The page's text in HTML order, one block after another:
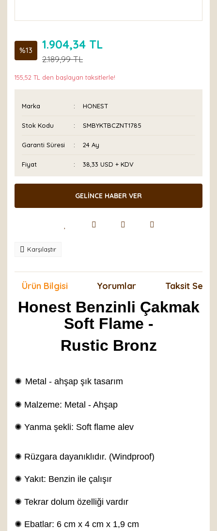
%13 1.904,34 TL
2.189,99 TL
155,52 TL den başlayan taksitlerle!
Marka HONEST
Stok Kodu SMBYKTBCZNT1785
Garanti Süresi 24 Ay
Fiyat 38,33 USD + KDV
GELİNCE HABER VER
Karşılaştır
Ürün Bilgisi Yorumlar Taksit
Honest Benzinli Çakmak
Soft Flame -
Rustic Bronz
✺ Metal - ahşap şık tasarım
✺ Malzeme: Metal - Ahşap
✺ Yanma şekli: Soft flame alev
✺ Rüzgara dayanıklıdır. (Windproof)
✺ Yakıt: Benzin ile çalışır
✺ Tekrar dolum özelliği vardır
✺ Ebatlar: 6 cm x 4 cm x 1,9 cm